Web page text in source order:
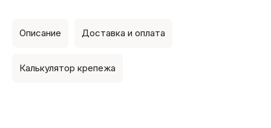
Описание Доставка и оплата
Калькулятор крепежа